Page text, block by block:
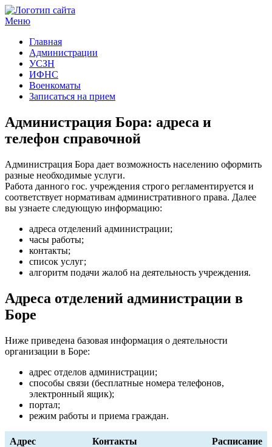
Меню
Главная
Администрации
УСЗН
ИФНС
Военкоматы
Записаться на прием
Администрация Бора: адреса и
телефон справочной
Администрация Бора дает возможность населению оформить
разные необходимые услуги.
Работа данного гос. учреждения строго регламентируется и
соответствует нормативам административного права. Далее
вы узнаете следующую информацию:
адреса отделений администрации;
часы работы;
контакты;
список услуг;
алгоритм подачи жалоб на деятельность учреждения.
Адреса отделений администрации в
Боре
Ниже приведена базовая информация о деятельности
организации в Боре:
адрес отделов администрации;
способы связи (бесплатные номера телефонов,
электронный ящик);
портал;
режим работы и приема граждан.
Адрес Контакты Расписание